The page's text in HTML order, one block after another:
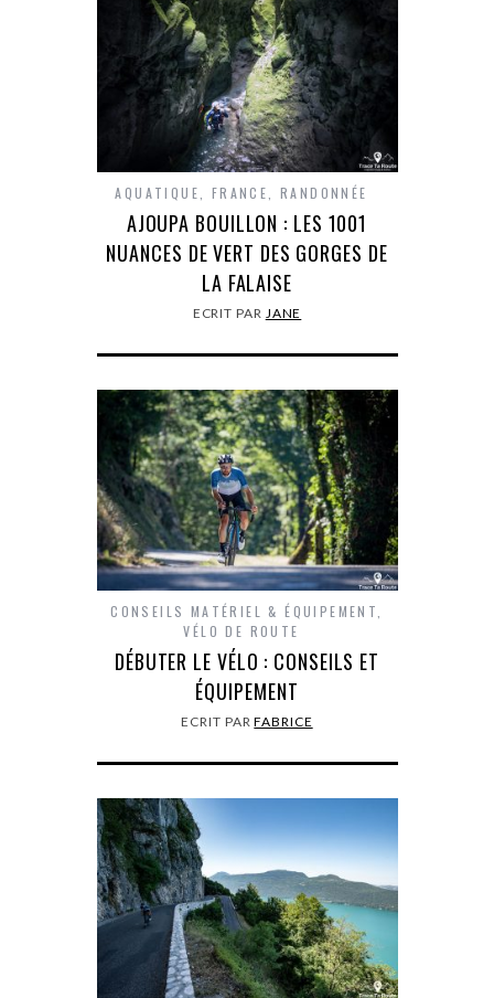
AQUATIQUE, FRANCE,RANDONNÉE
AJOUPA BOUILLON : LES 1001
NUANCES DE VERT DES GORGES DE
LA FALAISE
ECRIT PAR JANE
CONSEILS MATÉRIEL & ÉQUIPEMENT,
VÉLO DE ROUTE
DÉBUTER LE VÉLO : CONSEILS ET
ÉQUIPEMENT
ECRIT PARFABRICE